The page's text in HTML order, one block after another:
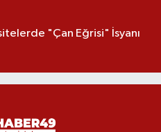
"Çan Eğrisi" İsyanı